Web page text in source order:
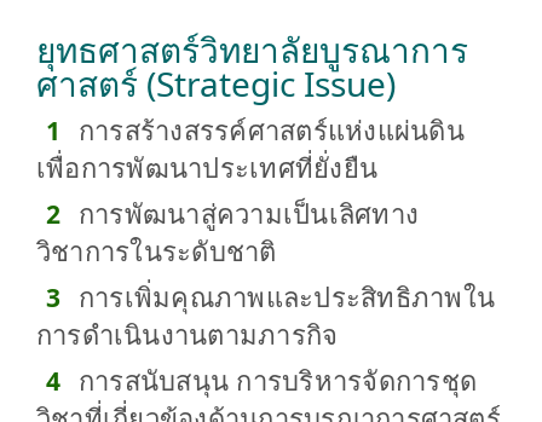
ยุทธศาสตร์วิทยาลัยบูรณาการ
ศาสตร์ (Strategic Issue)
การสร้างสรรค์ศาสตร์แห่งแผ่นดิน
เพื่อการพัฒนาประเทศที่ยั่งยืน
การพัฒนาสู่ความเป็นเลิศทาง
วิชาการในระดับชาติ
การเพิ่มคุณภาพและประสิทธิภาพใน
การดำเนินงานตามภารกิจ
การสนับสนุน การบริหารจัดการชุด